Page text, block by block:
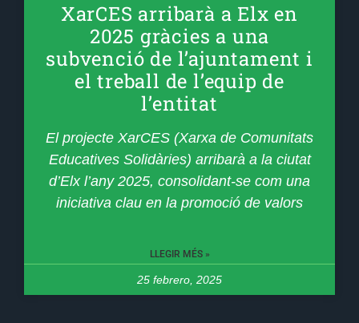
XarCES arribarà a Elx en
2025 gràcies a una
subvenció de l’ajuntament i
el treball de l’equip de
l’entitat
El projecte XarCES (Xarxa de Comunitats
Educatives Solidàries) arribarà a la ciutat
d’Elx l’any 2025, consolidant-se com una
iniciativa clau en la promoció de valors
LLEGIR MÉS »
25 febrero, 2025